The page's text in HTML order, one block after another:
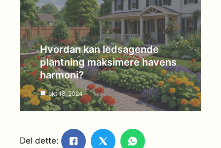
Hvordan kan ledsagende
plantning maksimere havens
harmoni?
okt 18, 2024
Del dette: